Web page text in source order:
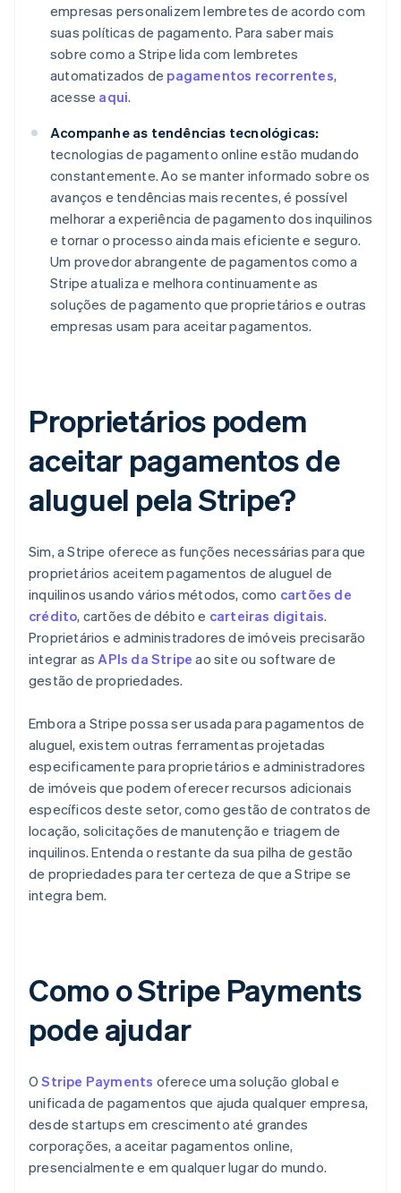
empresas personalizem lembretes de acordo com
suas políticas de pagamento. Para saber mais
sobre como a Stripe lida com lembretes
automatizados de pagamentos recorrentes,
acesse aqui.
Acompanhe as tendências tecnológicas:
tecnologias de pagamento online estão mudando
constantemente. Ao se manter informado sobre os
avanços e tendências mais recentes, é possível
melhorar a experiência de pagamento dos inquilinos
e tornar o processo ainda mais eficiente e seguro.
Um provedor abrangente de pagamentos como a
Stripe atualiza e melhora continuamente as
soluções de pagamento que proprietários e outras
empresas usam para aceitar pagamentos.
Proprietários podem
aceitar pagamentos de
aluguel pela Stripe?
Sim, a Stripe oferece as funções necessárias para que
proprietários aceitem pagamentos de aluguel de
inquilinos usando vários métodos, como cartões de
crédito, cartões de débito e carteiras digitais.
Proprietários e administradores de imóveis precisarão
integrar asAPIs da Stripe ao site ou software de
gestão de propriedades.
Embora a Stripe possa ser usada para pagamentos de
aluguel, existem outras ferramentas projetadas
especificamente para proprietários e administradores
de imóveis que podem oferecer recursos adicionais
específicos deste setor, como gestão de contratos de
locação, solicitações de manutenção e triagem de
inquilinos. Entenda o restante da sua pilha de gestão
de propriedades para ter certeza de que a Stripe se
integra bem.
Como o Stripe Payments
pode ajudar
OStripe Payments oferece uma solução global e
unificada de pagamentos que ajuda qualquer empresa,
desde startups em crescimento até grandes
corporações, a aceitar pagamentos online,
presencialmente e em qualquer lugar do mundo.